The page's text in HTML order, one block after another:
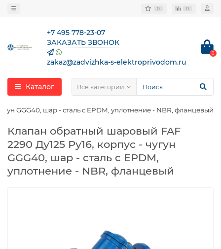
0 0
+7 495 778-23-07
ЗАКАЗАТЬ ЗВОНОК
zakaz@zadvizhka-s-elektroprivodom.ru
0
Каталог Все категории
GGG40, шар - сталь с EPDM, уплотнение - NBR, фланцевый
Клапан обратный шаровый FAF
2290 Ду125 Ру16, корпус - чугун
GGG40, шар - сталь с EPDM,
уплотнение - NBR, фланцевый